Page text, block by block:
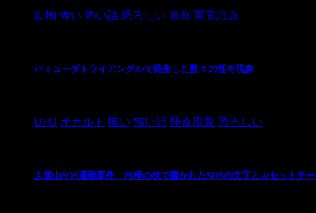
動物 怖い 怖い話 恐ろしい 自然 閲覧注意
バミューダトライアングルで発生した数々の怪奇現象
UFO オカルト 怖い 怖い話 怪奇現象 恐ろしい
大雪山SOS遭難事件 白樺の枝で書かれたSOSの文字とカセットテ